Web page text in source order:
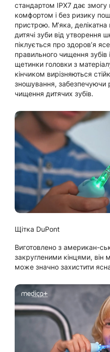
стандартом IPX7 дає змогу
комфортом і без ризику
пристрою. Мʼяка,
дитячі зуби від утворення
піклується про здоровʼя
правильного чищення зубів
щетинки головки з
кінчиком вирізняються
зношування, забезпечуючи
чищення дитячих зубів.
Щітка DuPont
Виготовлено з американ-
закругленими кінцями, він
може значно захистити